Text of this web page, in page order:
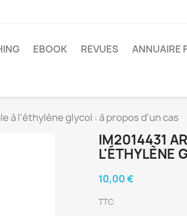
EBOOK REVUES ANNUAIRE
à l'éthylène glycol : à propos d'un cas
IM2014431
L'ÉTHYLÈNE
10,00 €
TTC